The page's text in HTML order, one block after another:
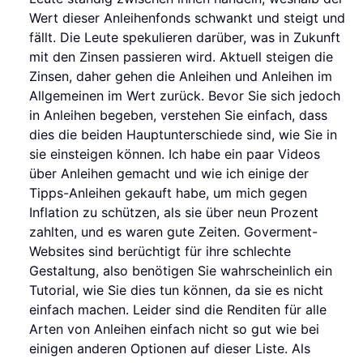
Wert dieser Anleihenfonds schwankt und steigt und
fällt. Die Leute spekulieren darüber, was in Zukunft
mit den Zinsen passieren wird. Aktuell steigen die
Zinsen, daher gehen die Anleihen und Anleihen im
Allgemeinen im Wert zurück. Bevor Sie sich jedoch
in Anleihen begeben, verstehen Sie einfach, dass
dies die beiden Hauptunterschiede sind, wie Sie in
sie einsteigen können. Ich habe ein paar Videos
über Anleihen gemacht und wie ich einige der
Tipps-Anleihen gekauft habe, um mich gegen
Inflation zu schützen, als sie über neun Prozent
zahlten, und es waren gute Zeiten. Goverment-
Websites sind berüchtigt für ihre schlechte
Gestaltung, also benötigen Sie wahrscheinlich ein
Tutorial, wie Sie dies tun können, da sie es nicht
einfach machen. Leider sind die Renditen für alle
Arten von Anleihen einfach nicht so gut wie bei
einigen anderen Optionen auf dieser Liste. Als